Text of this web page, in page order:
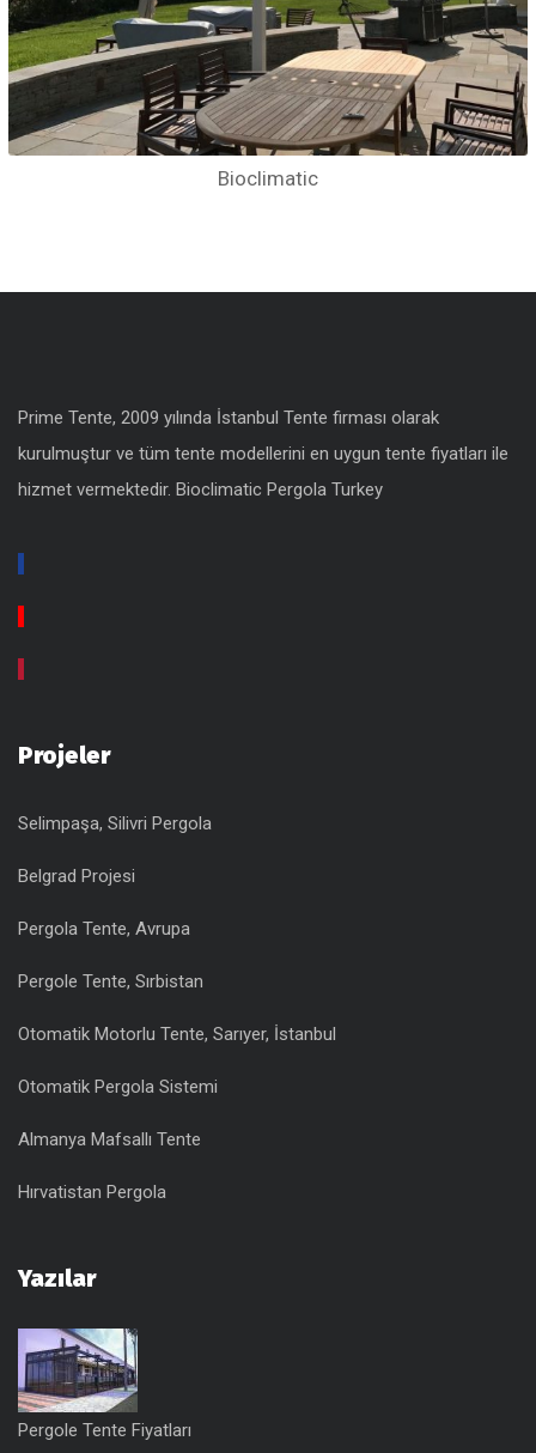
Bioclimatic
Prime Tente, 2009 yılında İstanbul Tente firması olarak
kurulmuştur ve tüm tente modellerini en uygun tente fiyatları ile
hizmet vermektedir. Bioclimatic Pergola Turkey
Projeler
Selimpaşa, Silivri Pergola
Belgrad Projesi
Pergola Tente, Avrupa
Pergole Tente, Sırbistan
Otomatik Motorlu Tente, Sarıyer, İstanbul
Otomatik Pergola Sistemi
Almanya Mafsallı Tente
Hırvatistan Pergola
Yazılar
Pergole Tente Fiyatları